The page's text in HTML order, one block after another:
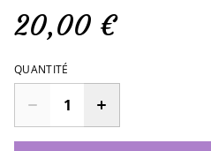
20,00 €
QUANTITÉ